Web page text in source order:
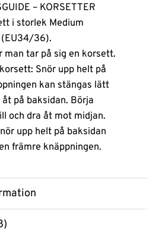
– KORSETTER
i storlek Medium
36).
man tar på sig en korsett.
Snör upp helt på
kan stängas lätt
på baksidan. Börja
och dra åt mot midjan.
upp helt på baksidan
främre knäppningen.